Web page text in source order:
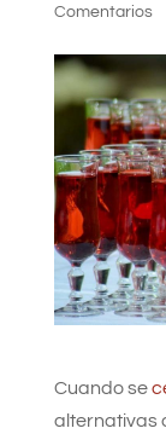
Comentarios
Cuando se
alternativas